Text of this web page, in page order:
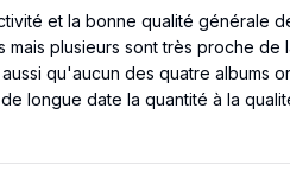
et la bonne qualité générale
plusieurs sont très proche de
qu'aucun des quatre albums
longue date la quantité à la